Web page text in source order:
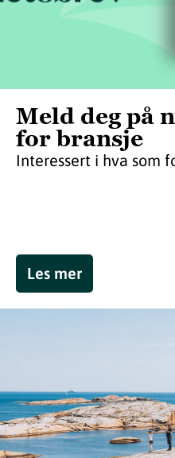
Meld deg på
for bransje
Interessert i hva som
Les mer